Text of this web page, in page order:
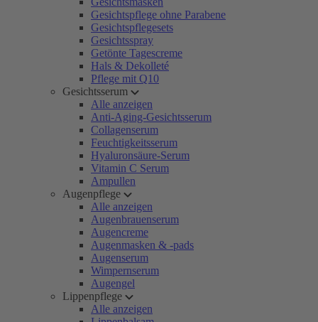
Gesichtspflege ohne Parabene
Gesichtspflegesets
Gesichtsspray
Getönte Tagescreme
Hals & Dekolleté
Pflege mit Q10
Gesichtsserum
Alle anzeigen
Anti-Aging-Gesichtsserum
Collagenserum
Feuchtigkeitsserum
Hyaluronsäure-Serum
Vitamin C Serum
Ampullen
Augenpflege
Alle anzeigen
Augenbrauenserum
Augencreme
Augenmasken & -pads
Augenserum
Wimpernserum
Augengel
Lippenpflege
Alle anzeigen